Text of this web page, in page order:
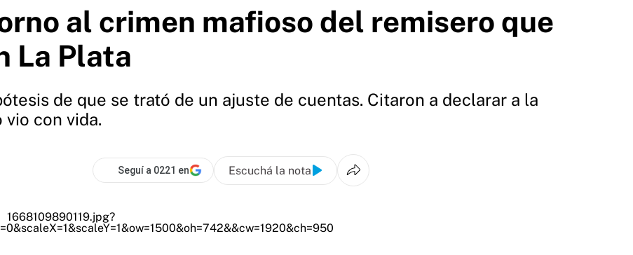
al crimen mafioso del remisero que
La Plata
de que se trató de un ajuste de cuentas. Citaron a declarar a la
con vida.
Seguí a 0221 en Escuchá la nota